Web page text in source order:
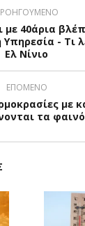
με 40άρια
- Τι
Ελ Νίνιο
ΕΠΟΜΕΝΟ
με
τα